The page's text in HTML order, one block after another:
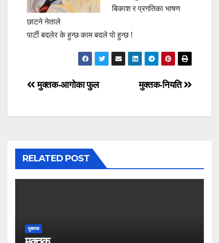
बिकाश र प्रगतिका भाषण
छाटने नेताले
पार्टी बदलेर के हुन्छ काम बदले पो हुन्छ !
Post
मुक्तक-नियति
मुक्तक-आगोका फुल
RELATED POST
मुक्तक